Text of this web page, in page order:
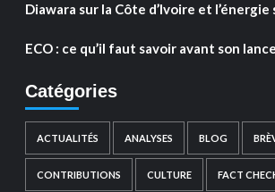
Diawara sur la Côte d’Ivoire et
ECO : ce qu’il faut savoir avant son
Catégories
ACTUALITÉS ANALYSES BLOG
CONTRIBUTIONS CULTURE FACT